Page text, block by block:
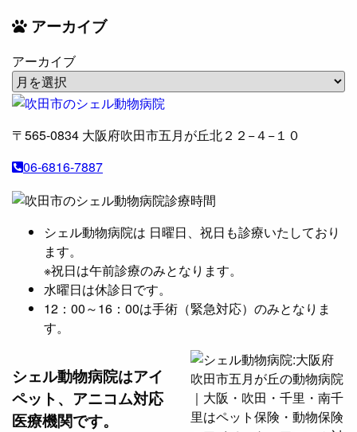
アーカイブ
アーカイブ
〒565-0834 大阪府吹田市五月が丘北２２−４−１０
06-6816-7887
シェル動物病院は 日曜日、祝日も診療いたしており
ます。
※祝日は午前診療のみとなります。
水曜日は休診日です。
12：00～16：00は手術（緊急対応）のみとなりま
す。
シェル動物病院はアイ
ペット、アニコム対応
医療機関です。